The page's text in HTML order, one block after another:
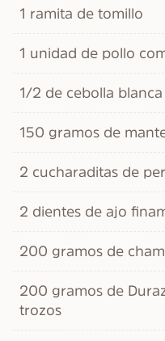
1 ramita de tomillo
1 unidad de pollo
1/2 de cebolla
150 gramos de
2 cucharaditas de
2 dientes de ajo
200 gramos de
200 gramos de
trozos